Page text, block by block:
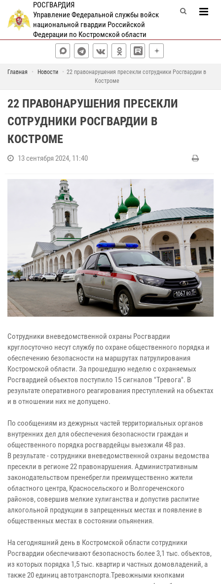
РОСГВАРДИЯ
Управление Федеральной службы войск
национальной гвардии Российской
Федерации по Костромской области
Главная Новости
22 правонарушения пресекли сотрудники Росгвардии в
Костроме
22 ПРАВОНАРУШЕНИЯ ПРЕСЕКЛИ
СОТРУДНИКИ РОСГВАРДИИ В
КОСТРОМЕ
13 сентября 2024, 11:40
Сотрудники вневедомственной охраны Росгвардии
круглосуточно несут службу по охране общественного порядка и
обеспечению безопасности на маршрутах патрулирования
Костромской области. За прошедшую неделю с охраняемых
Росгвардией объектов поступило 15 сигналов "Тревога". В
результате оперативного реагирования преступлений на объектах
и в отношении них не допущено.
По сообщениям из дежурных частей территориальных органов
внутренних дел для обеспечения безопасности граждан и
общественного порядка росгвардейцы выезжали 48 раз.
В результате - сотрудники вневедомственной охраны ведомства
пресекли в регионе 22 правонарушения. Административным
законодательством пренебрегли преимущественно жители
областного центра, Красносельского и Волгореченского
районов, совершив мелкие хулиганства и допустив распитие
алкогольной продукции в запрещенных местах и появление в
общественных местах в состоянии опьянения.
На сегодняшний день в Костромской области сотрудники
Росгвардии обеспечивают безопасность более 3,1 тыс. объектов,
из которых порядка 1,5 тыс. квартир и частных домовладений, а
также 20 единиц автотранспорта.Тревожными кнопками